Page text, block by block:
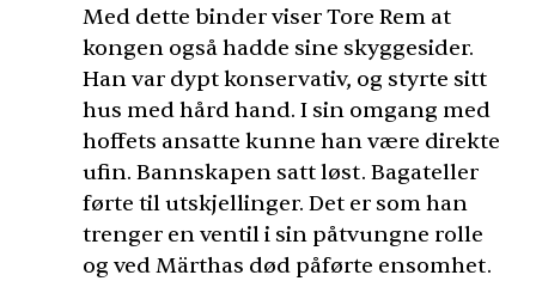
Med dette binder viser Tore Rem at
kongen også hadde sine skyggesider.
Han var dypt konservativ, og styrte sitt
hus med hård hand. I sin omgang med
hoffets ansatte kunne han være direkte
ufin. Bannskapen satt løst. Bagateller
førte til utskjellinger. Det er som han
trenger en ventil i sin påtvungne rolle
og ved Märthas død påførte ensomhet.